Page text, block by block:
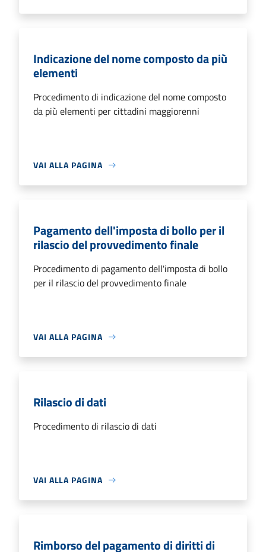
Indicazione del nome composto da più
elementi
Procedimento di indicazione del nome composto
da più elementi per cittadini maggiorenni
VAI ALLA PAGINA
Pagamento dell'imposta di bollo per il
rilascio del provvedimento finale
Procedimento di pagamento dell'imposta di bollo
per il rilascio del provvedimento finale
VAI ALLA PAGINA
Rilascio di dati
Procedimento di rilascio di dati
VAI ALLA PAGINA
Rimborso del pagamento di diritti di